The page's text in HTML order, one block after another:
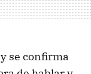
se confirma